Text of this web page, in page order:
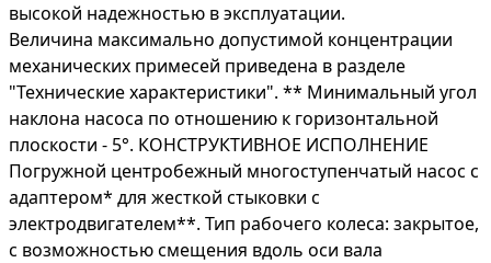
высокой надежностью в эксплуатации.
Величина максимально допустимой концентрации
механических примесей приведена в разделе
"Технические характеристики". ** Минимальный угол
наклона насоса по отношению к горизонтальной
плоскости - 5°. КОНСТРУКТИВНОЕ ИСПОЛНЕНИЕ
Погружной центробежный многоступенчатый насос с
адаптером* для жесткой стыковки с
электродвигателем**. Тип рабочего колеса: закрытое,
с возможностью смещения вдоль оси вала